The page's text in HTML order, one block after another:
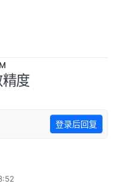
度
登录后回复